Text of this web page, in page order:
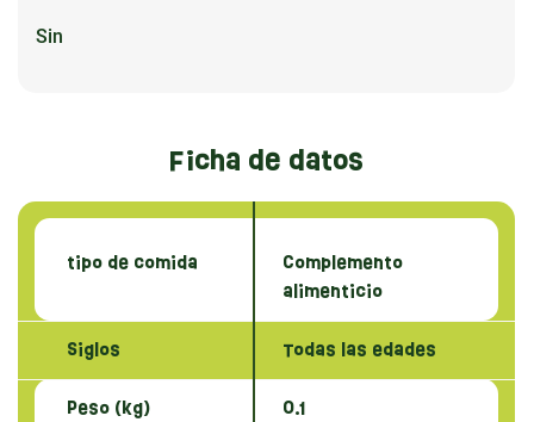
Sin
Ficha de datos
tipo de comida
Complemento
alimenticio
Siglos Todas las edades
Peso (kg)
0.1